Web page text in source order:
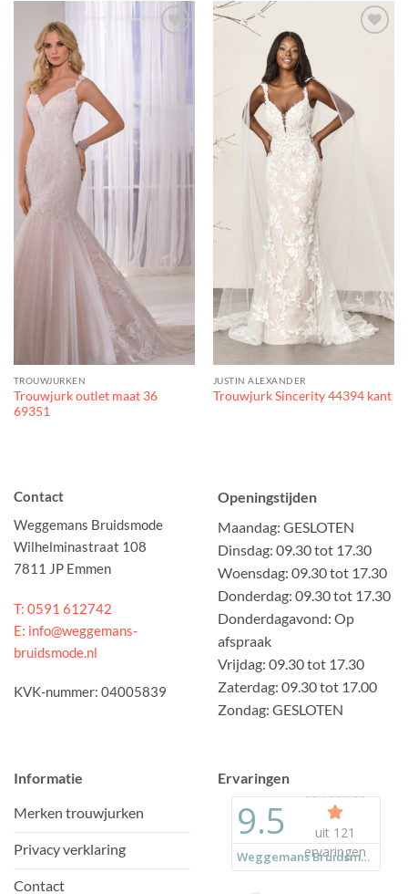
TROUWJURKEN
Trouwjurk outlet maat 36
69351
JUSTIN ALEXANDER
Trouwjurk Sincerity 44394 kant
Contact
Weggemans Bruidsmode
Wilhelminastraat 108
7811 JP Emmen
T: 0591 612742
E: info@weggemans-
bruidsmode.nl
KVK-nummer: 04005839
Openingstijden
Maandag: GESLOTEN
Dinsdag: 09.30 tot 17.30
Woensdag: 09.30 tot 17.30
Donderdag: 09.30 tot 17.30
Donderdagavond: Op
afspraak
Vrijdag: 09.30 tot 17.30
Zaterdag: 09.30 tot 17.00
Zondag: GESLOTEN
Informatie
Merken trouwjurken
Privacy verklaring
Contact
Ervaringen